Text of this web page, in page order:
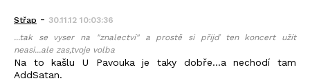
Střap - 30.11.12 10:03:36
...tak se vyser na "znalectví" a prostě si přijď ten koncert užít
neasi...ale zas,tvoje volba
Na to kašlu U Pavouka je taky dobře...a nechodí tam
AddSatan.